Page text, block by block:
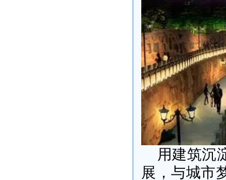
用建筑沉
展，与城市